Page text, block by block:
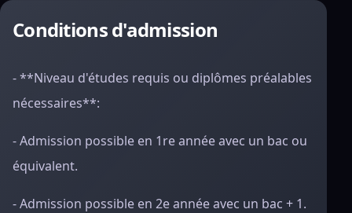
Conditions d'admission
- **Niveau d'études requis ou diplômes préalables
nécessaires**:
- Admission possible en 1re année avec un bac ou
équivalent.
- Admission possible en 2e année avec un bac + 1.